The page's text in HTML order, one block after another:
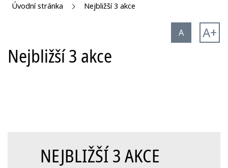
Úvodní stránka Nejbližší 3 akce
A A+
Nejbližší 3 akce
NEJBLIŽŠÍ 3 AKCE